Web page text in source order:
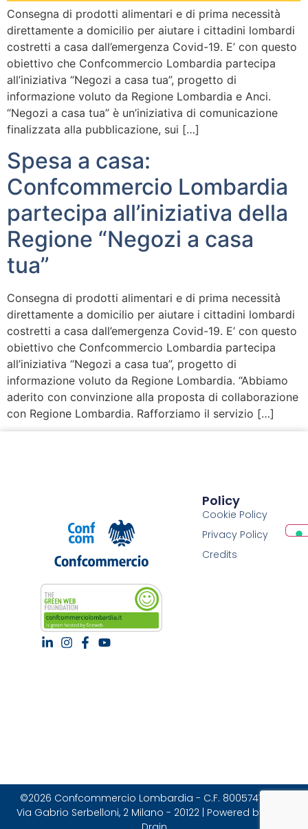
Consegna di prodotti alimentari e di prima necessità
direttamente a domicilio per aiutare i cittadini lombardi
costretti a casa dall’emergenza Covid-19. E’ con questo
obiettivo che Confcommercio Lombardia partecipa
all’iniziativa “Negozi a casa tua”, progetto di
informazione voluto da Regione Lombardia e Anci.
“Negozi a casa tua” è un’iniziativa di comunicazione
finalizzata alla pubblicazione, sui […]
Spesa a casa:
Confcommercio Lombardia
partecipa all’iniziativa della
Regione “Negozi a casa
tua”
Consegna di prodotti alimentari e di prima necessità
direttamente a domicilio per aiutare i cittadini lombardi
costretti a casa dall’emergenza Covid-19. E’ con questo
obiettivo che Confcommercio Lombardia partecipa
all’iniziativa “Negozi a casa tua”, progetto di
informazione voluto da Regione Lombardia. “Abbiamo
aderito con convinzione alla proposta di collaborazione
con Regione Lombardia. Rafforziamo il servizio […]
Policy
Cookie Policy
Privacy Policy
Credits
©2026 Confcommercio Lombardia - C.F. 80057470157 |
Via Gabrio Serbelloni, 2 Milano - 20122 | Powered by Brain